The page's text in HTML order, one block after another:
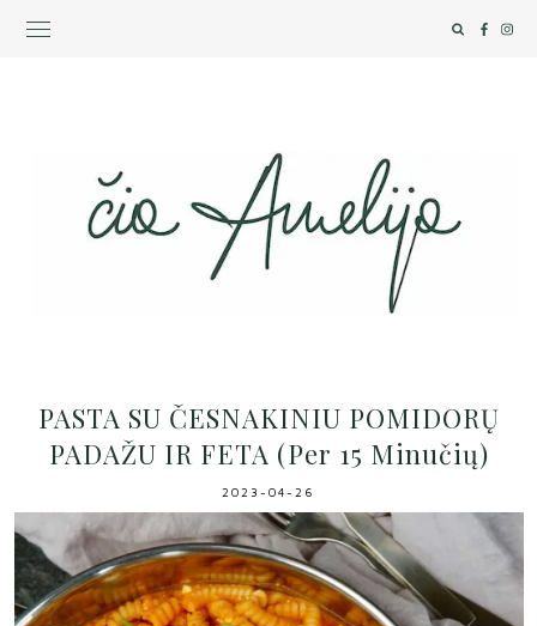
PASTA SU ČESNAKINIU POMIDORŲ
PADAŽU IR FETA (per 15 Minučių)
2023-04-26